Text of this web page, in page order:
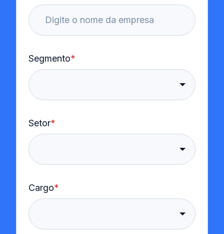
Segmento*
Setor*
Cargo*